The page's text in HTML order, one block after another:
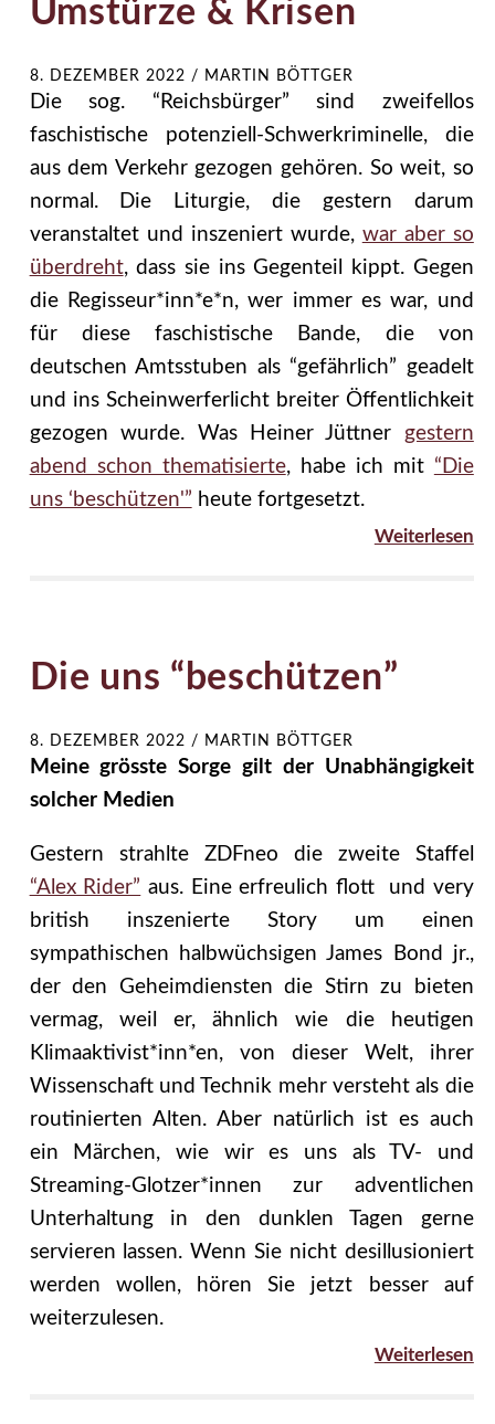
Umstürze & Krisen
8. DEZEMBER 2022 / MARTIN BÖTTGER
Die sog. “Reichsbürger” sind zweifellos
faschistische potenziell-Schwerkriminelle, die
aus dem Verkehr gezogen gehören. So weit, so
normal. Die Liturgie, die gestern darum
veranstaltet und inszeniert wurde, war aber so
überdreht, dass sie ins Gegenteil kippt. Gegen
die Regisseur*inn*e*n, wer immer es war, und
für diese faschistische Bande, die von
deutschen Amtsstuben als “gefährlich” geadelt
und ins Scheinwerferlicht breiter Öffentlichkeit
gezogen wurde. Was Heiner Jüttner gestern
abend schon thematisierte, habe ich mit “Die
uns ‘beschützen'” heute fortgesetzt.
Weiterlesen
Die uns “beschützen”
8. DEZEMBER 2022 / MARTIN BÖTTGER
Meine grösste Sorge gilt der Unabhängigkeit
solcher Medien
Gestern strahlte ZDFneo die zweite Staffel
“Alex Rider” aus. Eine erfreulich flott und very
british inszenierte Story um einen
sympathischen halbwüchsigen James Bond jr.,
der den Geheimdiensten die Stirn zu bieten
vermag, weil er, ähnlich wie die heutigen
Klimaaktivist*inn*en, von dieser Welt, ihrer
Wissenschaft und Technik mehr versteht als die
routinierten Alten. Aber natürlich ist es auch
ein Märchen, wie wir es uns als TV- und
Streaming-Glotzer*innen zur adventlichen
Unterhaltung in den dunklen Tagen gerne
servieren lassen. Wenn Sie nicht desillusioniert
werden wollen, hören Sie jetzt besser auf
weiterzulesen.
Weiterlesen